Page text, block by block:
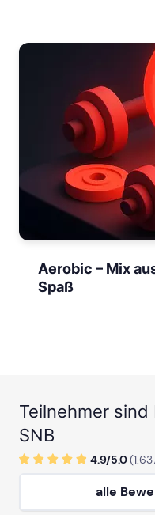
Aerobic – Mix
Spaß
Teilnehmer
SNB
4.9/5.0(
alle